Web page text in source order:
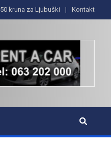
50 kruna za Ljubuški Kontakt